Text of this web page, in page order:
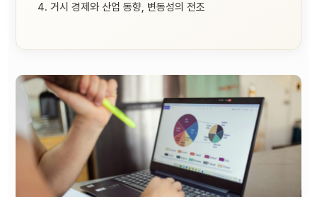
4. 거시 경제와 산업 동향, 변동성의 전조